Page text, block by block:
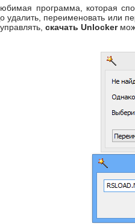
программа, которая
переименовать или
скачать Unlocker